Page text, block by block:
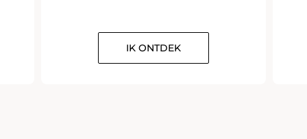
IK ONTDEK